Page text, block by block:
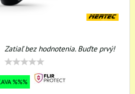
Zatiaľ bez hodnotenia. Buďte prvý!
%%%